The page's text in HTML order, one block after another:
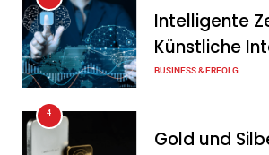
Intelligente
Künstliche
BUSINESS & ERFOLG
4
Gold und